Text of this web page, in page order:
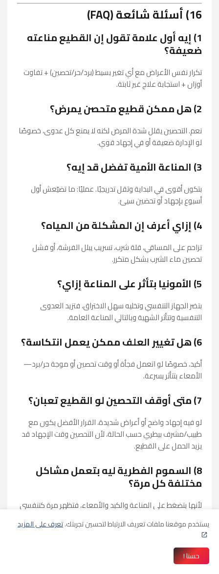
16) أسئلة شائعة (FAQ)
1) إيه أول علامة تقول إن القطيع مناعته
ضعيفة؟
تكرار نفس الأعراض مع أي تغير بسيط (برد/حر/تحصين) + تفاوت
أوزان + استجابة علاج غير ثابتة.
2) هل ممكن قطيع متحصن يمرض؟
نعم. التحصين يقلل شدة المرض لكنه لا يمنع كل عدوى، خصوصًا
لو الإدارة ضعيفة أو في إجهاد قوي.
3) المناعة الأمية تفضل قد إيه؟
بتكون أقوى في البداية وتقل تدريجيًا. عمليًا: ما تضيّعش أول
أسبوع بإجهاد أو تحضين سيئ.
4) إزاي أعرف إن المشكلة من المياه؟
تزاحم على المساقي، قلة شرب، تسريب يبلل الفرشة، أو فشل
تحصين ماء الشرب بشكل متكرر.
5) الأمونيا بتأثر على المناعة إزاي؟
بتضر الجهاز التنفسي وتخليه سهل الاختراق، فتزيد العدوى
التنفسية وتتأثر الشهية وبالتالي المناعة العامة.
6) هل تغيير العلف ممكن يعمل انتكاسة؟
أكيد، خصوصًا لو اتعمل فجأة أو وقت تحصين أو موجة حر/برد—
الأمعاء بتتأثر بسرعة.
7) متى أوقف التحصين لو القطيع تعبان؟
لو فيه إجهاد واضح أو أعراض شديدة، القرار الأفضل يكون مع
طبيب/مشرف بيطري حسب الحالة، لأن التحصين وقت الإجهاد قد
يزيد الحمل على القطيع.
8) السموم الفطرية ليه بتعمل مشاكل
مختلفة كل مرة؟
لأنها بتضغط على المناعة والكبد والأمعاء، فتظهر مرة كتنفسي
المناعة؟
يستخدم موقعنا ملفات تعريف الارتباط لتحسين تجربتك.تعرف على المزيد
حسنا !